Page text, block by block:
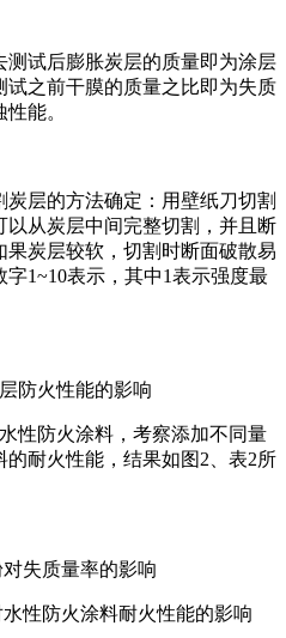
测试后膨胀炭层的质量即为涂层
之前干膜的质量之比即为失质
能。
层的方法确定：用壁纸刀切割
从炭层中间完整切割，并且断
炭层较软，切割时断面破散易
1~10表示，其中1表示强度最
防火性能的影响
性防火涂料，考察添加不同量
耐火性能，结果如图2、表2所
失质量率的影响
性防火涂料耐火性能的影响